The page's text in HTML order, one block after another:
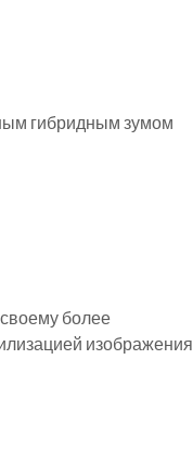
гибридным зумом
более
изображения